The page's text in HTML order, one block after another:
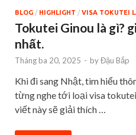
BLOG / HIGHLIGHT / VISA TOKUTEI
Tokutei Ginou là gì?
nhất.
Tháng ba 20, 2025 - byĐậu Bắp
Khi đi sang Nhật, tìm hiểu
từng nghe tới loại visa
viết này sẽ giải thích …